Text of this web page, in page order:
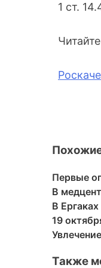
1 ст.
Первые
В
В
19
Также